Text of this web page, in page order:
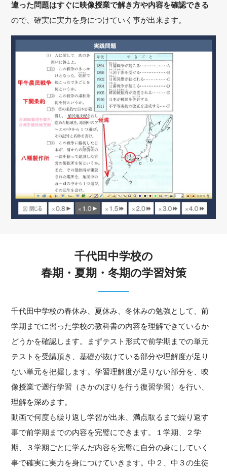
違った問題はすぐに映像授業で解き方や内容を確認できる
ので、確実に実力を身につけていく事が出来ます。
千代田中学校の
春期・夏期・冬期の学習対策
千代田中学校の春休み、夏休み、冬休みの勉強として、前
学期までに習った学校の教科書の内容を理解できているか
どうかを確認します。まずテスト形式で前学期までの単元
テストを受講頂き、基礎が抜けている部分や理解度が足り
ない単元を把握します。学習理解度が足りない部分を、映
像授業で遡行学習（さかのぼりを行う復習学習）を行い、
理解を深めます。
動画で何度も繰り返し学習が出来、満点取るまで繰り返す
事で前学期までの内容を完璧にできます。１学期、２学
期、３学期ごとに学んだ内容を完璧に自分の身にしていく
事で確実に実力を身につけていきます。中２、中３の生徒